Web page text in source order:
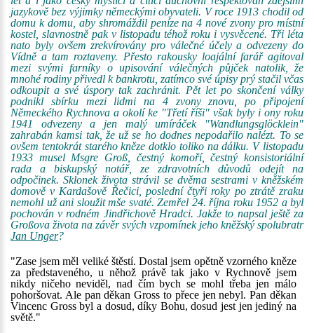
jazykově bez výjimky německými obyvateli. V roce 1913 chodil od
domu k domu, aby shromáždil peníze na 4 nové zvony pro místní
kostel, slavnostně pak v listopadu téhož roku i vysvěcené. Tři léta
nato byly ovšem zrekvírovány pro válečné účely a odvezeny do
Vídně a tam roztaveny. Přesto rakousky loajální farář agitoval
mezi svými farníky o upisování válečných půjček natolik, že
mnohé rodiny přivedl k bankrotu, zatímco své úpisy prý stačil včas
odkoupit a své úspory tak zachránit. Pět let po skončení války
podnikl sbírku mezi lidmi na 4 zvony znovu, po připojení
Německého Rychnova a okolí ke "Třetí říši" však byly i ony roku
1941 odvezeny a jen malý umíráček "Wandlungsglöcklein"
zahrabán kamsi tak, že už se ho dodnes nepodařilo nalézt. To se
ovšem tentokrát starého kněze dotklo toliko na dálku. V listopadu
1933 musel Msgre Groß, čestný komoří, čestný konsistoriální
rada a biskupský notář, ze zdravotních důvodů odejít na
odpočinek. Sklonek života strávil se dvěma sestrami v kněžském
domově v Kardašově Řečici, poslední čtyři roky po ztrátě zraku
nemohl už ani sloužit mše svaté. Zemřel 24. října roku 1952 a byl
pochován v rodném Jindřichově Hradci. Jakže to napsal ještě za
Großova života na závěr svých vzpomínek jeho kněžský spolubratr
Jan Unger?
"Zase jsem měl veliké štěstí. Dostal jsem opětně vzorného kněze
za představeného, u něhož právě tak jako v Rychnově jsem
nikdy ničeho neviděl, nad čím bych se mohl třeba jen málo
pohoršovat. Ale pan děkan Gross to přece jen nebyl. Pan děkan
Vincenc Gross byl a dosud, díky Bohu, dosud jest jen jediný na
světě."